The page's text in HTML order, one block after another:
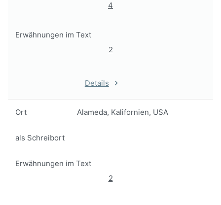
4
Erwähnungen im Text
2
Details
Ort Alameda, Kalifornien, USA
als Schreibort
Erwähnungen im Text
2